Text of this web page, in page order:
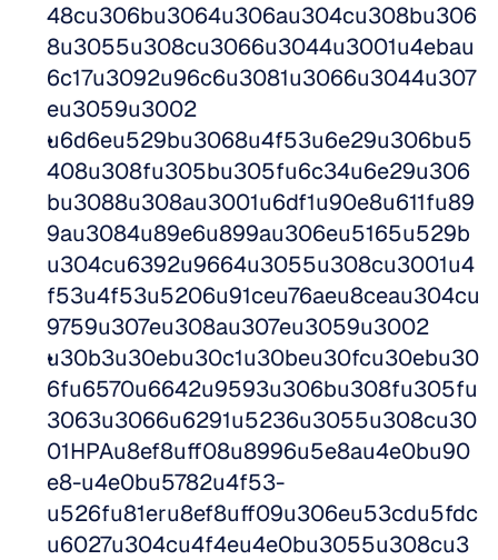
48cu306bu3064u306au304cu308bu306
8u3055u308cu3066u3044u3001u4ebau
6c17u3092u96c6u3081u3066u3044u307
eu3059u3002
u6d6eu529bu3068u4f53u6e29u306bu5
408u308fu305bu305fu6c34u6e29u306
bu3088u308au3001u6df1u90e8u611fu89
9au3084u89e6u899au306eu5165u529b
u304cu6392u9664u3055u308cu3001u4
f53u4f53u5206u91ceu76aeu8ceau304cu
9759u307eu308au307eu3059u3002
u30b3u30ebu30c1u30beu30fcu30ebu30
6fu6570u6642u9593u306bu308fu305fu
3063u3066u6291u5236u3055u308cu30
01HPAu8ef8uff08u8996u5e8au4e0bu90
e8-u4e0bu5782u4f53-
u526fu81eru8ef8uff09u306eu53cdu5fdc
u6027u304cu4f4eu4e0bu3055u308cu3